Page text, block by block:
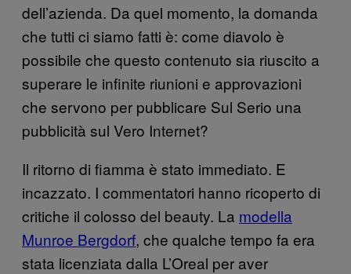
dell’azienda. Da quel momento, la domanda
che tutti ci siamo fatti è: come diavolo è
possibile che questo contenuto sia riuscito a
superare le infinite riunioni e approvazioni
che servono per pubblicare Sul Serio una
pubblicità sul Vero Internet?
Il ritorno di fiamma è stato immediato. E
incazzato. I commentatori hanno ricoperto di
critiche il colosso del beauty. La modella
Munroe Bergdorf, che qualche tempo fa era
stata licenziata dalla L’Oreal per aver